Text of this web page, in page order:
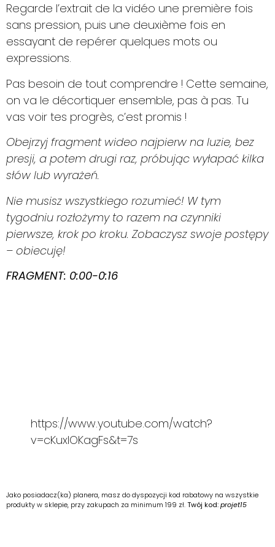
Regarde l’extrait de la vidéo une première fois
sans pression, puis une deuxième fois en
essayant de repérer quelques mots ou
expressions.
Pas besoin de tout comprendre ! Cette semaine,
on va le décortiquer ensemble, pas à pas. Tu
vas voir tes progrès, c’est promis !
Obejrzyj fragment wideo najpierw na luzie, bez
presji, a potem drugi raz, próbując wyłapać kilka
słów lub wyrażeń.
Nie musisz wszystkiego rozumieć! W tym
tygodniu rozłożymy to razem na czynniki
pierwsze, krok po kroku. Zobaczysz swoje postępy
– obiecuję!
FRAGMENT: 0:00-0:16
https://www.youtube.com/watch?
v=cKuxIOKagFs&t=7s
Jako posiadacz(ka) planera, masz do dyspozycji kod rabatowy na wszystkie
produkty w sklepie, przy zakupach za minimum 199 zł.Twój kod:projet15